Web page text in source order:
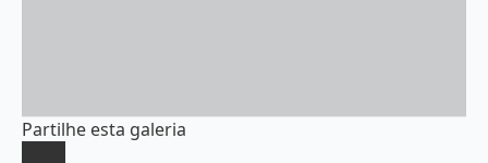
Partilhe esta galeria